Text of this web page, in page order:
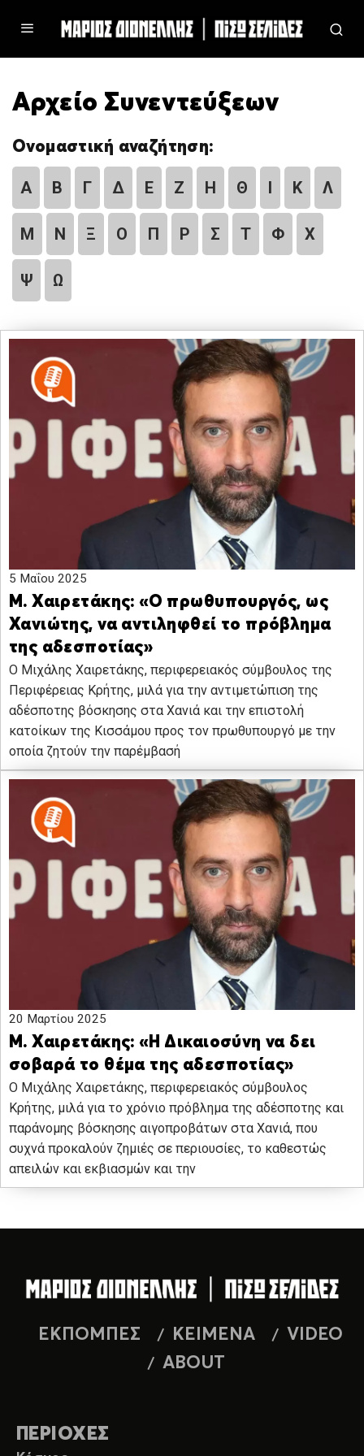
Αρχείο Συνεντεύξεων
Ονομαστική αναζήτηση:
Α Β Γ Δ Ε Ζ Η Θ Ι Κ Λ
Μ Ν Ξ Ο Π Ρ Σ Τ Φ Χ
Ψ Ω
5 Μαΐου 2025
Μ. Χαιρετάκης: «Ο πρωθυπουργός, ως
Χανιώτης, να αντιληφθεί το πρόβλημα
της αδεσποτίας»
Ο Μιχάλης Χαιρετάκης, περιφερειακός σύμβουλος της
Περιφέρειας Κρήτης, μιλά για την αντιμετώπιση της
αδέσποτης βόσκησης στα Χανιά και την επιστολή
κατοίκων της Κισσάμου προς τον πρωθυπουργό με την
οποία ζητούν την παρέμβασή
20 Μαρτίου 2025
Μ. Χαιρετάκης: «Η Δικαιοσύνη να δει
σοβαρά το θέμα της αδεσποτίας»
Ο Μιχάλης Χαιρετάκης, περιφερειακός σύμβουλος
Κρήτης, μιλά για το χρόνιο πρόβλημα της αδέσποτης και
παράνομης βόσκησης αιγοπροβάτων στα Χανιά, που
συχνά προκαλούν ζημιές σε περιουσίες, το καθεστώς
απειλών και εκβιασμών και την
ΕΚΠΟΜΠΕΣ ΚΕΙΜΕΝΑ
VIDEO
ABOUT
ΠΕΡΙΟΧΕΣ